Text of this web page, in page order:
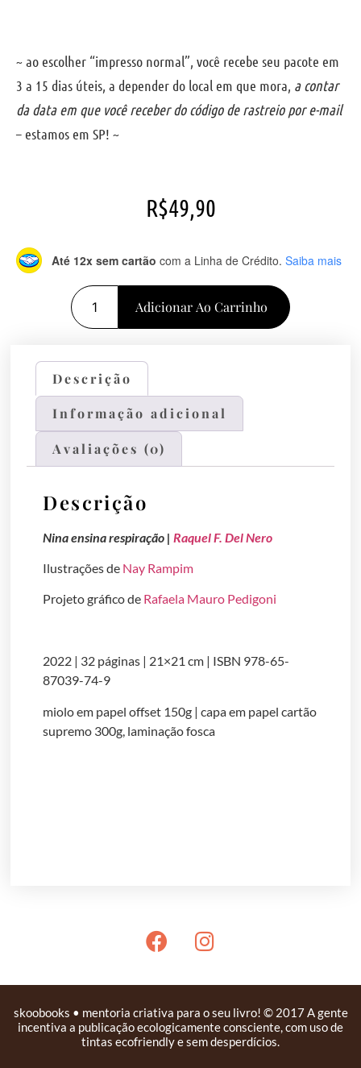
~ ao escolher “impresso normal”, você recebe seu pacote em
3 a 15 dias úteis, a depender do local em que mora, a contar
da data em que você receber do código de rastreio por e-mail
– estamos em SP! ~
R$49,90
Até 12x sem cartão com a Linha de Crédito. Saiba mais
Adicionar Ao Carrinho
Descrição
Informação adicional
Avaliações (0)
Descrição
Nina ensina respiração | Raquel F. Del Nero
Ilustrações de Nay Rampim
Projeto gráfico de Rafaela Mauro Pedigoni
2022 | 32 páginas | 21×21 cm | ISBN 978-65-
87039-74-9
miolo em papel offset 150g | capa em papel cartão
supremo 300g, laminação fosca
skoobooks • mentoria criativa para o seu livro! © 2017 A gente
incentiva a publicação ecologicamente consciente, com uso de
tintas ecofriendly e sem desperdícios.